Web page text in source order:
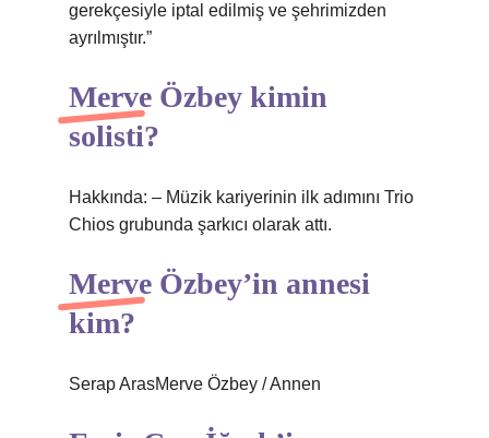
gerekçesiyle iptal edilmiş ve şehrimizden
ayrılmıştır.”
Merve Özbey kimin
solisti?
Hakkında: – Müzik kariyerinin ilk adımını Trio
Chios grubunda şarkıcı olarak attı.
Merve Özbey’in annesi
kim?
Serap ArasMerve Özbey / Annen